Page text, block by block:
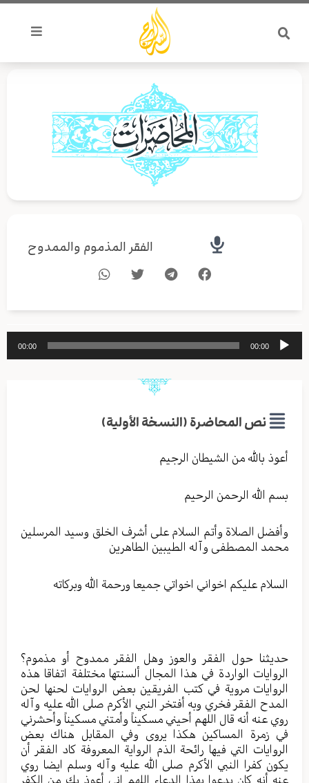
تخطي
المحتوى
الفقر المذموم والممدوح
مشغل
الصوت
00:00
00:00
نص المحاضرة (النسخة الأولية)
أعوذ بالله من الشیطان الرجیم
بسم الله الرحمن الرحیم
وأفضل الصلاة وأتم السلام علی أشرف الخلق وسید المرسلین
محمد المصطفی وآله الطیبین الطاهرین
السلام علیکم اخواني اخواتي جمیعا ورحمة الله وبرکاته
حديثنا حول الفقر والعوز وهل الفقر ممدوح أو مذموم؟
الروايات الواردة في هذا المجال ألسنتها مختلفة اتفاقا هذه
الروايات مروية في كتب الفريقين بعض الروايات لحنها لحن
المدح الفقر فخري وبه أفتخر النبي الأكرم صلى الله عليه وآله
روي عنه أنه قال اللهم أحيني مسكيناً وأمتني مسكيناً وأحشرني
في زمرة المساكين هكذا يروى وفي المقابل هناك بعض
الروايات التي فيها رائحة الذم الرواية المعروفة كاد الفقر أن
يكون كفرا النبي الأكرم صلى الله عليه وآله وسلم ايضا روي
عنه أنه كان يدعوا بهذا الدعاء اللهم إني أعوذ بك من الكفر